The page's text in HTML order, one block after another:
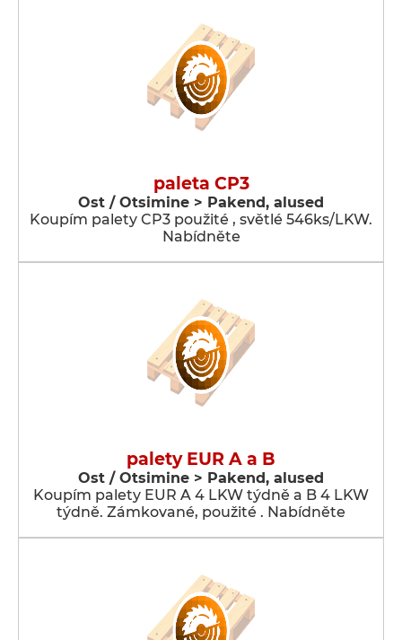
paleta CP3
Ost / Otsimine > Pakend, alused
Koupím palety CP3 použité , světlé 546ks/LKW.
Nabídněte
palety EUR A a B
Ost / Otsimine > Pakend, alused
Koupím palety EUR A 4 LKW týdně a B 4 LKW
týdně. Zámkované, použité . Nabídněte